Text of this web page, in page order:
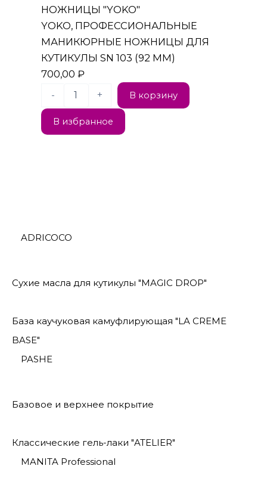
ADRICOCO
Сухие масла для кутикулы "MAGIC DROP"
База каучуковая камуфлирующая "LA CREME
BASE"
PASHE
Базовое и верхнее покрытие
Классические гель-лаки "ATELIER"
MANITA Professional
НОЖНИЦЫ "YOKO"
YOKO, ПРОФЕССИОНАЛЬНЫЕ
МАНИКЮРНЫЕ НОЖНИЦЫ ДЛЯ
КУТИКУЛЫ SN 103 (92 ММ)
700,00₽
-
+ В корзину
В избранное